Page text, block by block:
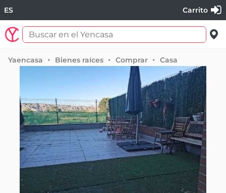
ES Carrito
Yaencasa Bienes raíces Comprar Casa